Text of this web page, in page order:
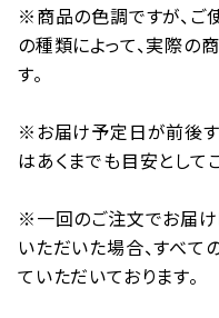
※商品の色調ですが、ご
の種類によって、実際の
す。
※お届け予定日が前後す
はあくまでも目安として
※一回のご注文でお届
いただいた場合、すべて
ていただいております。